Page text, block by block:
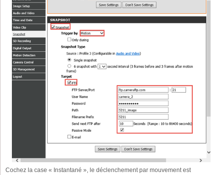
Cochez la case « Instantané », le déclenchement par mouvement est